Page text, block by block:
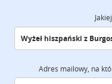
Adres mailowy, na